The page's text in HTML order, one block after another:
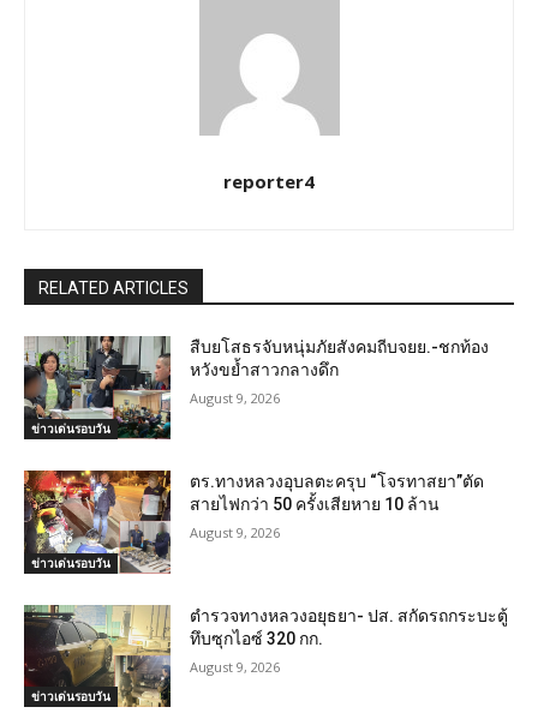
reporter4
RELATED ARTICLES
ข่าวเด่นรอบวัน
สืบยโสธรจับหนุ่มภัยสังคมถีบจยย.-ชกท้อง
หวังขย้ำสาวกลางดึก
August 9, 2026
ข่าวเด่นรอบวัน
ตร.ทางหลวงอุบลตะครุบ “โจรทาสยา”ตัด
สายไฟกว่า 50 ครั้งเสียหาย 10 ล้าน
August 9, 2026
ข่าวเด่นรอบวัน
ตำรวจทางหลวงอยุธยา- ปส. สกัดรถกระบะตู้
ทึบซุกไอซ์ 320 กก.
August 9, 2026